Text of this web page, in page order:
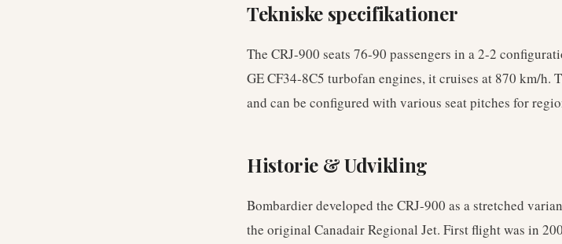
Tekniske specifikationer
The CRJ-900 seats 76-90 passengers in a 2-2
GE CF34-8C5 turbofan engines, it cruises at 870 km/h.
and can be configured with various seat pitches for
Historie & Udvikling
Bombardier developed the CRJ-900 as a stretched
the original Canadair Regional Jet. First flight was in